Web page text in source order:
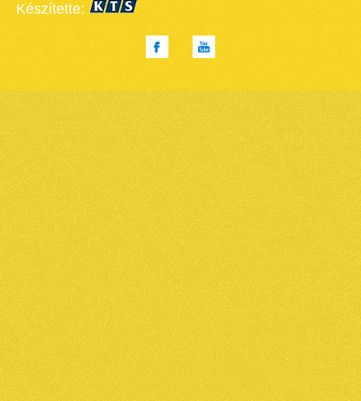
Készítette: